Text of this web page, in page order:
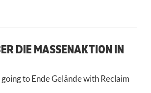
DIE MASSENAKTION IN
to Ende Gelände with Reclaim